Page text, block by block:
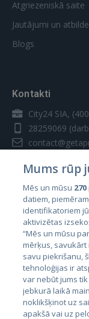
Atgriezeniskā saite
Jautājumi un
Blogs
Kontakti
City24 SIA,
28259069
Valstis
Igaunija
Latvija
Lietuva
Mums rūp
Mēs un mūsu 270
datiem,
identifikatoriem
aktivizētas
“Mēs un mūsu
mērķus, savukārt
savu piekrišanu,
tehnoloģijas ir
var nebūt jums
jebkurā laikā
noklikšķinot uz
apakšā vai uz